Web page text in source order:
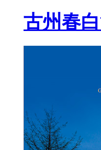
古州春